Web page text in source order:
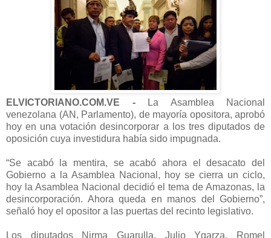
ELVICTORIANO.COM.VE -La Asamblea Nacional
venezolana (AN, Parlamento), de mayoría opositora, aprobó
hoy en una votación desincorporar a los tres diputados de
oposición cuya investidura había sido impugnada.
“Se acabó la mentira, se acabó ahora el desacato del
Gobierno a la Asamblea Nacional, hoy se cierra un ciclo,
hoy la Asamblea Nacional decidió el tema de Amazonas, la
desincorporación. Ahora queda en manos del Gobierno”,
señaló hoy el opositor a las puertas del recinto legislativo.
Los diputados Nirma Guarulla, Julio Ygarza, Romel